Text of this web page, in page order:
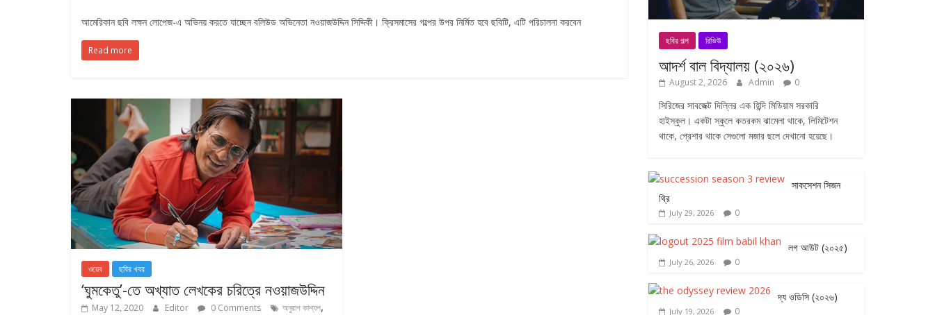
আমেরিকান ছবি লক্ষন লোপেজ-এ অভিনয় করতে যাচ্ছেন বলিউড অভিনেতা নওয়াজউদ্দিন সিদ্দিকী। ক্রিসমাসের গল্পের উপর নির্মিত হবে ছবিটি, এটি পরিচালনা করবেন
Read more
ওয়েব ছবির খবর
‘ঘুমকেতু’-তে অখ্যাত লেখকের চরিত্রে নওয়াজউদ্দিন
May 12, 2020 Editor 0 Comments অনুরাগ কাশ্যপ,
ছবির গল্প রিভিউ
আদর্শ বাল বিদ্যালয় (২০২৬)
August 2, 2026 Admin 0
সিরিজের সাবজেক্ট দিল্লির এক হিন্দি মিডিয়াম সরকারি
হাইস্কুল। একটা স্কুলে কতরকম ঝামেলা থাকে, লিমিটেশন
থাকে, প্রেশার থাকে সেগুলো মজার ছলে দেখানো হয়েছে।
সাকসেশন সিজন
থ্রি
July 29, 2026 0
লগ আউট (২০২৫)
July 26, 2026 0
দ্য ওডিসি (২০২৬)
July 19, 2026 0